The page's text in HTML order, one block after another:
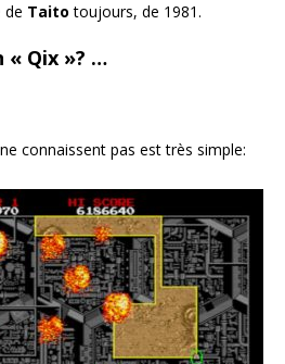
de Taito toujours, de 1981.
« Qix »? …
connaissent pas est très simple: